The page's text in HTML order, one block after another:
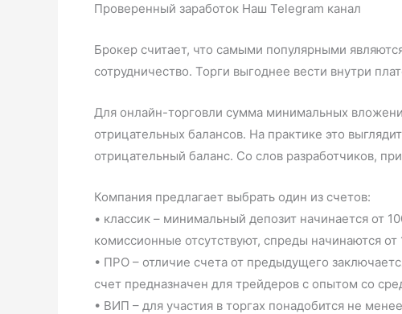
Проверенный заработок Наш Telegram канал
Брокер считает, что самыми популярными
сотрудничество. Торги выгоднее вести внутри
Для онлайн-торговли сумма минимальных
отрицательных балансов. На практике это
отрицательный баланс. Со слов разработчиков,
Компания предлагает выбрать один из счетов:
• классик – минимальный депозит начинается от
комиссионные отсутствуют, спреды начинаются
• ПРО – отличие счета от предыдущего
счет предназначен для трейдеров с опытом со
• ВИП – для участия в торгах понадобится не